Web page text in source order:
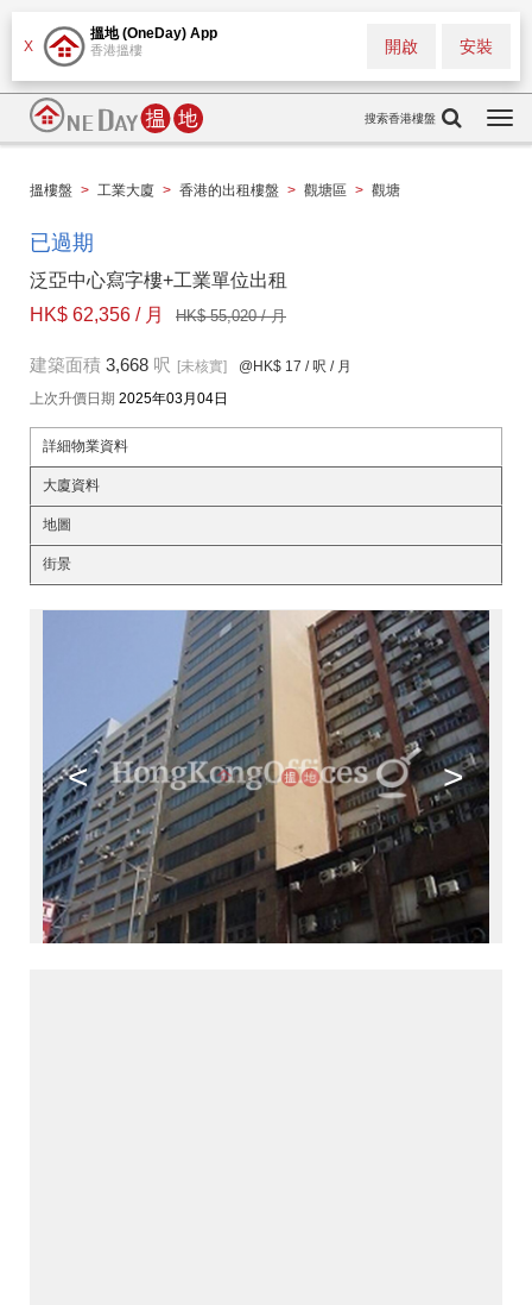
X
搵地 (OneDay) App
香港搵樓 安裝
開啟
搜索香港樓盤
搵樓盤 > 工業大廈 > 香港的出租樓盤 > 觀塘區 > 觀塘
已過期
泛亞中心寫字樓+工業單位出租
HK$ 62,356 / 月
HK$ 55,020 / 月
建築面積 3,668 呎 [未核實] @HK$ 17 / 呎 / 月
上次升價日期 2025年03月04日
詳細物業資料
大廈資料
地圖
街景
< >